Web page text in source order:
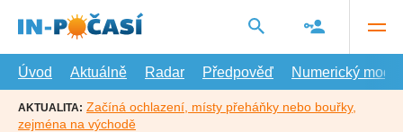
hlavní
Úvod
Aktuálně Radar Předpověď Numerický model
AKTUALITA: Začíná ochlazení, místy přeháňky nebo bouřky,
zejména na východě